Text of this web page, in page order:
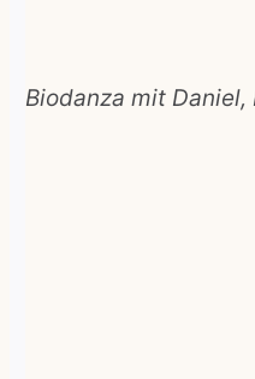
Biodanza mit Daniel,